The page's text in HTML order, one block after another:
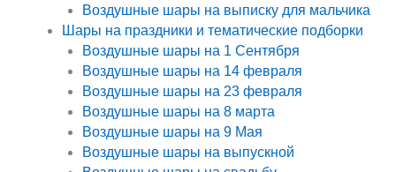
Воздушные шары на выписку для мальчика
Шары на праздники и тематические подборки
Воздушные шары на 1 Сентября
Воздушные шары на 14 февраля
Воздушные шары на 23 февраля
Воздушные шары на 8 марта
Воздушные шары на 9 Мая
Воздушные шары на выпускной